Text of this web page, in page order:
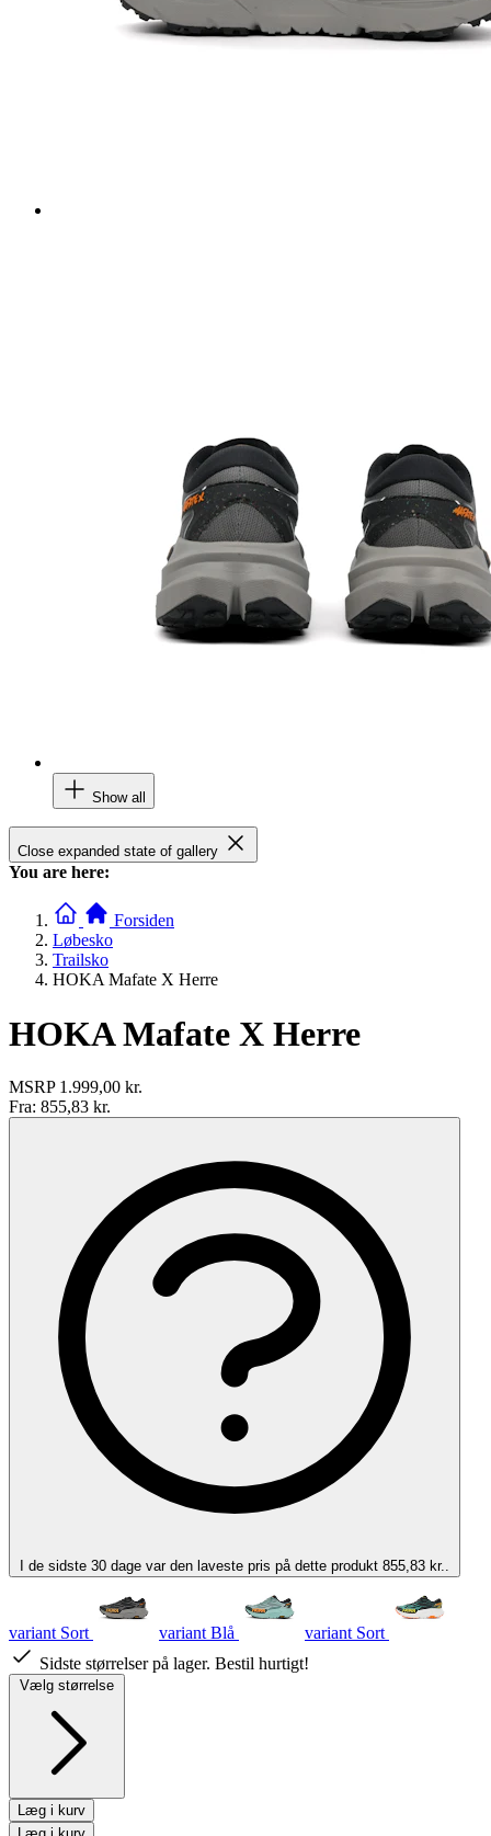
Show all
Close expanded state of gallery
You are here:
Forsiden
Løbesko
Trailsko
HOKA Mafate X Herre
HOKA Mafate X Herre
MSRP 1.999,00 kr.
Fra: 855,83 kr.
I de sidste 30 dage var den laveste pris på dette produkt 855,83 kr..
variant Sort variant Blå
variant Sort
Sidste størrelser på lager. Bestil hurtigt!
Vælg størrelse
Læg i kurv